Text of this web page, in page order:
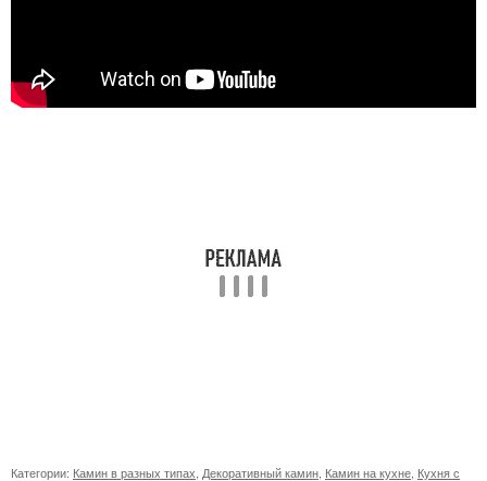
Категории: Камин в разных типах Декоративный камин Камин на кухне Кухня с